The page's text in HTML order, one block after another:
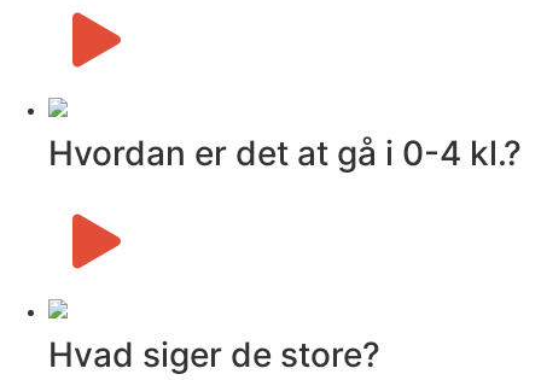
Hvordan er det at gå i 0-4 kl.?
Hvad siger de store?